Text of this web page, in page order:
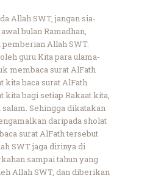
Allah SWT, jangan sia-
bulan Ramadhan,
Allah SWT.
guru Kita para ulama-
membaca surat AlFath
kita baca surat AlFath
kita bagi setiap Rakaat kita,
salam. Sehingga dikatakan
daripada sholat
surat AlFath tersebut
SWT jaga dirinya di
sampai tahun yang
Allah SWT, dan diberikan